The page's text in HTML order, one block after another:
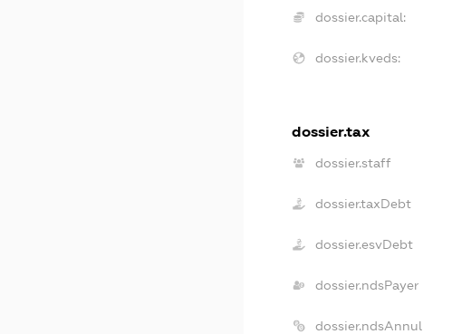
dossier.capital:
dossier.kveds:
dossier.tax
dossier.staff
dossier.taxDebt
dossier.esvDebt
dossier.ndsPayer
dossier.ndsAnnul